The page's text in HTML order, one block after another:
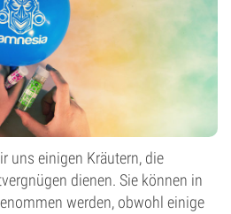
uns einigen Kräutern, die
dienen. Sie können in
werden, obwohl einige